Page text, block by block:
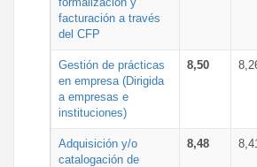
facturación a través
del CFP
Gestión de prácticas
en empresa (Dirigida
a empresas e
instituciones)
8,50
Adquisición y/o
catalogación de
8,48